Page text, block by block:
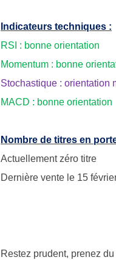
Indicateurs techniques :
RSI : bonne orientation
Momentum : bonne
Stochastique : orientation
MACD : bonne orientation
Nombre de titres en
Actuellement zéro titre
Dernière vente le 15
Restez prudent, prenez